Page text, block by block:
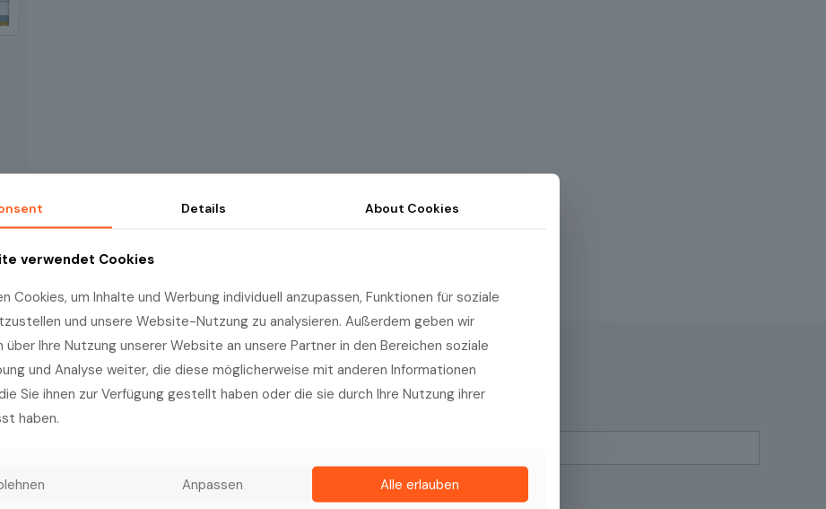
Name
Details About Cookies
verwendet Cookies
Cookies, um Inhalte und Werbung individuell anzupassen, Funktionen für soziale
und unsere Website-Nutzung zu analysieren. Außerdem geben wir
über Ihre Nutzung unserer Website an unsere Partner in den Bereichen soziale
und Analyse weiter, die diese möglicherweise mit anderen Informationen
Sie ihnen zur Verfügung gestellt haben oder die sie durch Ihre Nutzung ihrer
haben.
Anpassen Alle erlauben